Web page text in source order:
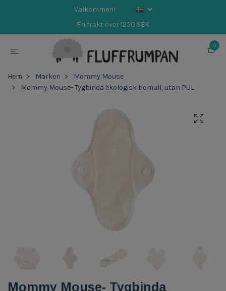
Välkommen!
Fri frakt över 1250 SEK
0
Hem Märken
Mommy Mouse
Mommy Mouse- Tygbinda ekologisk bomull, utan PUL
Mommy Mouse- Tygbinda